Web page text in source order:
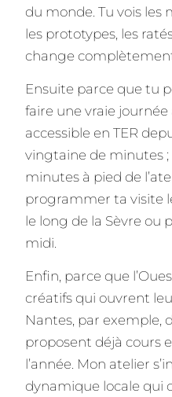
du monde. Tu vois les
les prototypes, les
change
Ensuite parce que tu
faire une vraie journée
accessible en TER
vingtaine de minutes
minutes à pied de
programmer ta visite
le long de la Sèvre ou
midi.
Enfin, parce que
créatifs qui ouvrent
Nantes, par exemple,
proposent déjà cours
l’année. Mon atelier
dynamique locale qui